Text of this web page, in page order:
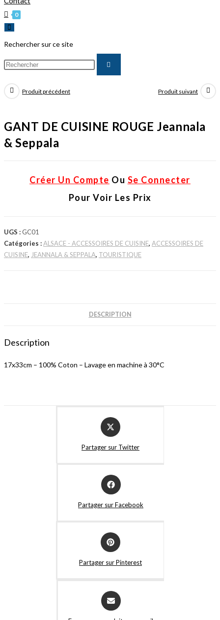
0
Rechercher sur ce site
Produit précédent Produit suivant
GANT DE CUISINE ROUGE Jeannala
& Seppala
Créer Un Compte Ou Se Connecter
Pour Voir Les Prix
UGS :GC01
Catégories :ALSACE - ACCESSOIRES DE CUISINE, ACCESSOIRES DE
CUISINE, JEANNALA & SEPPALA, TOURISTIQUE
DESCRIPTION
Description
17x33cm – 100% Coton – Lavage en machine à 30°C
Partager sur Twitter
Partager sur Facebook
Partager sur Pinterest